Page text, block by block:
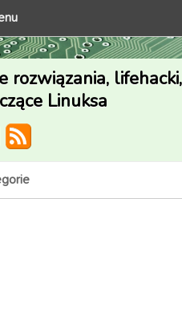
rozwiązania, lifehacki,
Linuksa